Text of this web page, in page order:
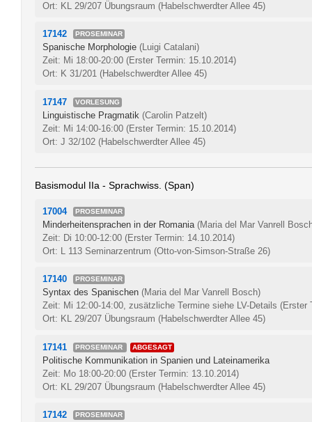
Ort: KL 29/207 Übungsraum (Habelschwerdter Allee 45)
17142 PROSEMINAR
Spanische Morphologie (Luigi Catalani)
Zeit: Mi 18:00-20:00 (Erster Termin: 15.10.2014)
Ort: K 31/201 (Habelschwerdter Allee 45)
17147 VORLESUNG
Linguistische Pragmatik (Carolin Patzelt)
Zeit: Mi 14:00-16:00 (Erster Termin: 15.10.2014)
Ort: J 32/102 (Habelschwerdter Allee 45)
Basismodul IIa - Sprachwiss. (Span)
17004 PROSEMINAR
Minderheitensprachen in der Romania (Maria del Mar Vanrell
Zeit: Di 10:00-12:00 (Erster Termin: 14.10.2014)
Ort: L 113 Seminarzentrum (Otto-von-Simson-Straße 26)
17140 PROSEMINAR
Syntax des Spanischen (Maria del Mar Vanrell Bosch)
Zeit: Mi 12:00-14:00, zusätzliche Termine siehe LV-Details (Erster
Ort: KL 29/207 Übungsraum (Habelschwerdter Allee 45)
17141 PROSEMINAR ABGESAGT
Politische Kommunikation in Spanien und Lateinamerika
Zeit: Mo 18:00-20:00 (Erster Termin: 13.10.2014)
Ort: KL 29/207 Übungsraum (Habelschwerdter Allee 45)
17142 PROSEMINAR